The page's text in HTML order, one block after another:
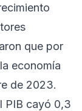
que por
economía
de 2023.
PIB cayó 0,3